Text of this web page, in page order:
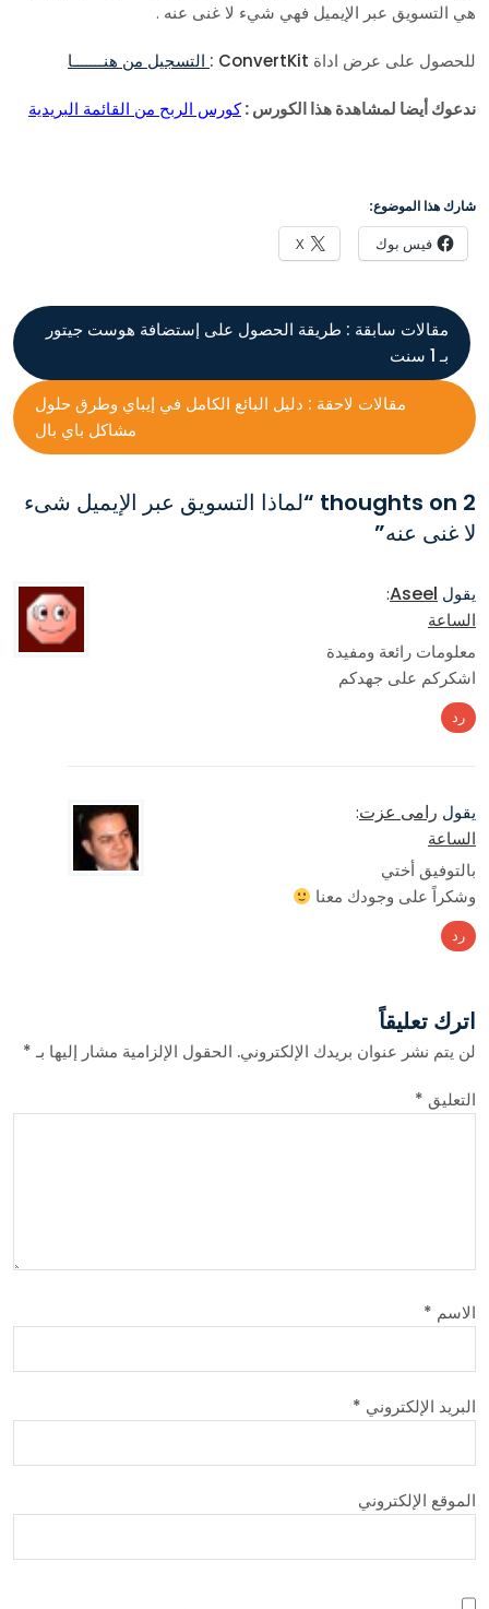
هي التسويق عبر الإيميل فهي شيء لا غنى عنه .
للحصول على عرض اداة ConvertKit : التسجيل من هنـــــــا
ندعوك أيضا لمشاهدة هذا الكورس :كورس الربح من القائمة البريدية
شارك هذا الموضوع:
فيس بوك X
مقالات سابقة : طريقة الحصول على إستضافة هوست جيتور
بـ 1 سنت
مقالات لاحقة : دليل البائع الكامل في إيباي وطرق حلول
مشاكل باي بال
2 thoughts on “
لماذا التسويق عبر الإيميل شىء
لا غنى عنه”
يقول Aseel
:
الساعة
معلومات رائعة ومفيدة
اشكركم على جهدكم
رد
يقول رامى عزت:
الساعة
بالتوفيق أختي
وشكراً على وجودك معنا
رد
اترك تعليقاً
لن يتم نشر عنوان بريدك الإلكتروني. الحقول الإلزامية مشار إليها بـ*
التعليق *
الاسم *
البريد الإلكتروني *
الموقع الإلكتروني